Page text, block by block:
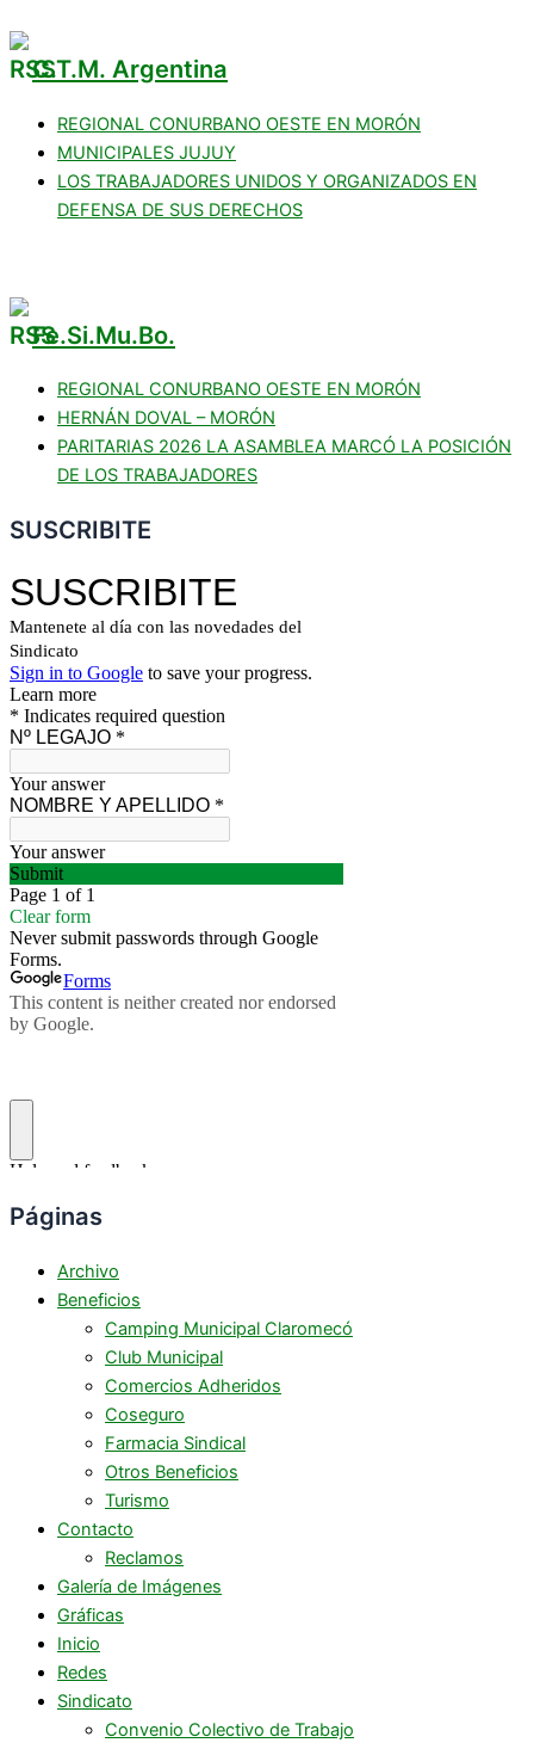
C.T.M. Argentina
REGIONAL CONURBANO OESTE EN MORÓN
MUNICIPALES JUJUY
LOS TRABAJADORES UNIDOS Y ORGANIZADOS EN
DEFENSA DE SUS DERECHOS
Fe.Si.Mu.Bo.
REGIONAL CONURBANO OESTE EN MORÓN
HERNÁN DOVAL – MORÓN
PARITARIAS 2026 LA ASAMBLEA MARCÓ LA POSICIÓN
DE LOS TRABAJADORES
SUSCRIBITE
Páginas
Archivo
Beneficios
Camping Municipal Claromecó
Club Municipal
Comercios Adheridos
Coseguro
Farmacia Sindical
Otros Beneficios
Turismo
Contacto
Reclamos
Galería de Imágenes
Gráficas
Inicio
Redes
Sindicato
Convenio Colectivo de Trabajo